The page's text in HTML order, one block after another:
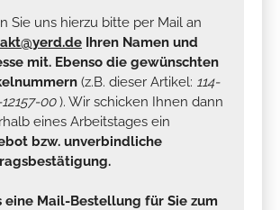
Sie uns hierzu bitte per Mail an
Ihren Namen und
mit. Ebenso die gewünschten
(z.B. dieser Artikel: 114-
00). Wir schicken Ihnen dann
eines Arbeitstages ein
bzw. unverbindliche
eine Mail-Bestellung für Sie zum